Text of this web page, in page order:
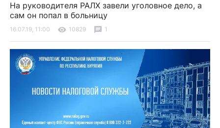
На руководителя РАЛХ завели уголовное дело, а
сам он попал в больницу
16.07.19, 11:00 10829 1